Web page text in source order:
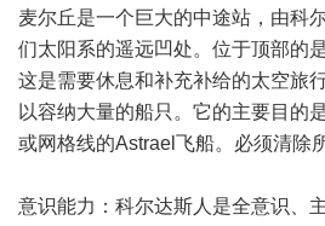
麦尔丘是一个巨大的中途站，由科
们太阳系的遥远凹处。位于顶部的
这是需要休息和补充补给的太空旅
以容纳大量的船只。它的主要目的
或网格线的Astrael飞船。必须清除
意识能力：科尔达斯人是全意识、